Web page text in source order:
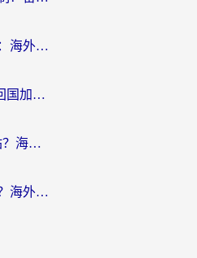
国外用微信加速器的方法：海外党无缝连接国内生活的实用指南
国外看芒果tv总卡？选对回国加速器，轻松追《浪姐》不费劲
在国外怎么看nba直播网站？海外党专属体育观赛指南，告别地区限制！
国外怎么看手机腾讯视频？海外党亲测有效的追剧加速器选择指南